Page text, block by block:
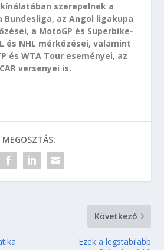
szerepelnek a
Bundesliga, az Angol ligakupa
a MotoGP és Superbike-
és NHL mérkőzései, valamint
és WTA Tour eseményei, az
versenyei is.
MEGOSZTÁS:
Következő
Ezek a legstabilabb